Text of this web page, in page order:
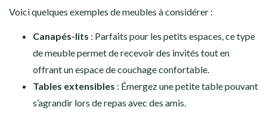
Voici quelques exemples de meubles à considérer :
Canapés-lits : Parfaits pour les petits espaces, ce type
de meuble permet de recevoir des invités tout en
offrant un espace de couchage confortable.
Tables extensibles : Émergez une petite table pouvant
s’agrandir lors de repas avec des amis.